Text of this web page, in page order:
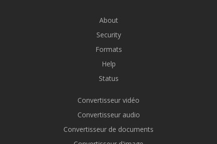
About
Security
Formats
Help
Status
Convertisseur vidéo
Convertisseur audio
Convertisseur de documents